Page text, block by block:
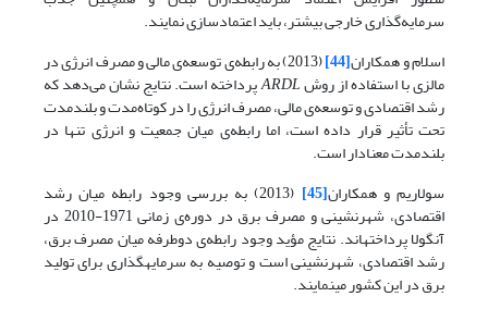
سرمایه‌گذاری خارجی بیشتر، باید اعتمادسازی نمایند.
اسلام و همکاران[44] (2013) به رابطه‌ی توسعه‌ی مالی و مصرف انرژی در
مالزی با استفاده از روشARDLپرداخته است. نتایج نشان می‌دهد که
رشد اقتصادی و توسعه‌ی مالی، مصرف انرژی را در کوتاه‌مدت و بلندمدت
تحت تأثیر قرار داده است، اما رابطه‌ی میان جمعیت و انرژی تنها در
بلندمدت معنادار است.
سولاریم و همکاران[45] (2013) به بررسی وجود رابطه میان رشد
اقتصادی، شهرنشینی و مصرف برق در دوره‌ی زمانی 1971-2010 در
آنگولا پرداخته­اند. نتایج مؤید وجود رابطه‌ی دوطرفه میان مصرف برق،
رشد اقتصادی، شهرنشینی است و توصیه به سرمایه­گذاری برای تولید
برق در این کشور می­نمایند.